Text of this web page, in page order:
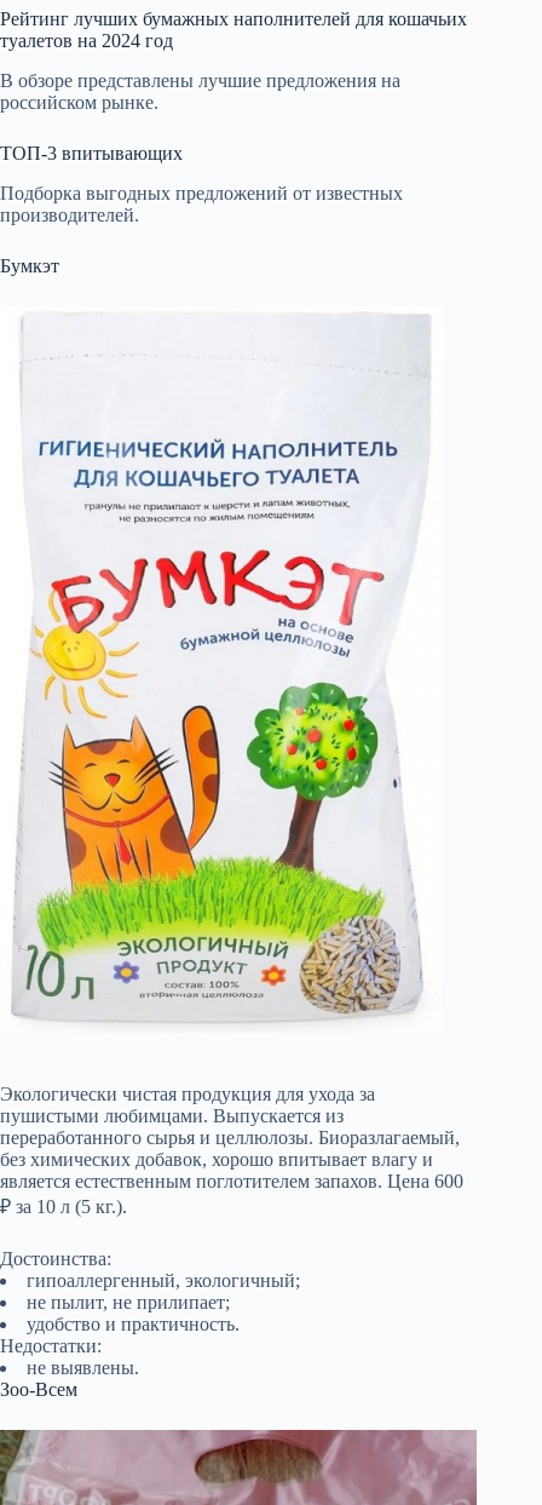
Рейтинг лучших бумажных наполнителей для кошачьих
туалетов на 2024 год
В обзоре представлены лучшие предложения на
российском рынке.
ТОП-3 впитывающих
Подборка выгодных предложений от известных
производителей.
Бумкэт
Экологически чистая продукция для ухода за
пушистыми любимцами. Выпускается из
переработанного сырья и целлюлозы. Биоразлагаемый,
без химических добавок, хорошо впитывает влагу и
является естественным поглотителем запахов. Цена 600
₽ за 10 л (5 кг.).
Достоинства:
гипоаллергенный, экологичный;
не пылит, не прилипает;
удобство и практичность.
Недостатки:
не выявлены.
Зоо-Всем